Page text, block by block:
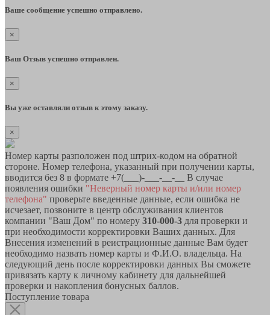
Ваше сообщение успешно отправлено.
×
Ваш Отзыв успешно отправлен.
×
Вы уже оставляли отзыв к этому заказу.
×
Номер карты разположен под штрих-кодом на обратной
стороне. Номер телефона, указанный при получении карты,
вводится без 8 в формате +7(___)-___-__-__ В случае
появления ошибки "Неверный номер карты и/или номер
телефона" проверьте введенные данные, если ошибка не
исчезает, позвоните в центр обслуживания клиентов
компании "Ваш Дом" по номеру 310-000-3 для проверки и
при необходимости корректировки Ваших данных. Для
Внесения изменений в реистрационные данные Вам будет
необходимо назвать номер карты и Ф.И.О. владельца. На
следующий день после корректировки данных Вы сможете
привязать карту к личному кабинету для дальнейшей
проверки и накопления бонусных баллов.
Поступление товара